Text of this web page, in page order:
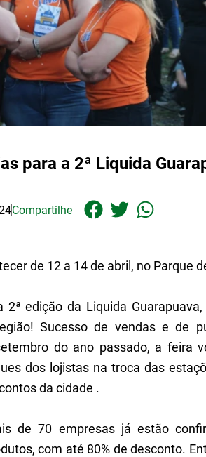
para a 2ª Liquida
Compartilhe
de 12 a 14 de abril, no Parque
2ª edição da Liquida
Sucesso de vendas e de
do ano passado, a feira
dos lojistas na troca das
da cidade .
de 70 empresas já estão
com até 80% de desconto.